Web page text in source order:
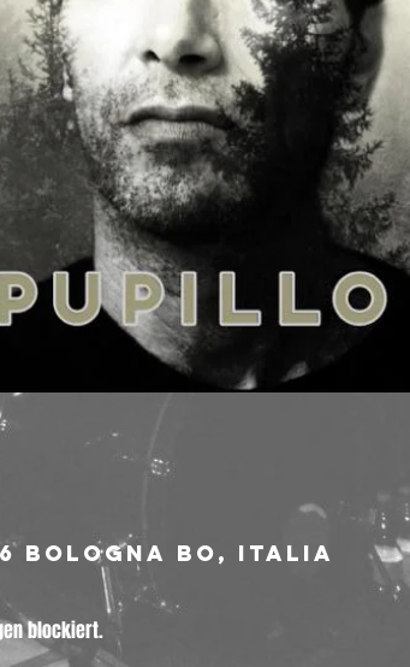
Bologna BO, Italia
blockiert.